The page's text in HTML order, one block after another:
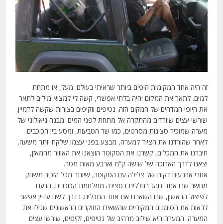
זה היה אחד המקומות היפים ביותר שראיתי בעולם. מעל, או מתחת
למים. לתאר את המקום יהיה בלתי אפשרי, קשה לי למצוא מילים לתאר
את היופי המדהים של המקום הזה. נטיפים וזקיפים בצורות שקשה לדמיין.
שורשי עצים שיורדים מהתקרה אל מתחת לפני המים. מבנה גיאולוגי של
מערה שמזכיר סצינות מסרטים, כמו שר הטבעות, ומסע בין הכוכבים.
לאחר שהורדנו את הציוד למערה, מבצע בפני עצמו שלקח יותר משעה,
חיברנו את המכלים, קשרנו את הסקוטר הוצאנו את האוויר מהמאזן,
יצאנו לדרך הארוכה של שישה ק”מ וארבע מאות מטר.
אחרי ארבעים דקות של צלילה עם הסקוטר, שיותר מכל הזכיר משחק
מחשב שבו אתה נוהג בחללית בסצינה ממלחמת הכוכבים, הגענו
לפיצול הראשון, שבו השארנו את אחד המכלים. בדרך לשם עדיין אפשר
לראות את הסימנים המקוריים שהשאירו החוקרים הראשונים שגילו את
המערה. המערה היא שילוב מרהיב של נטיפים, זקיפים, שורשי עצים